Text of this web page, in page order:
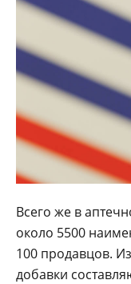
Всего же в
около 5500
100 продавцов.
добавки